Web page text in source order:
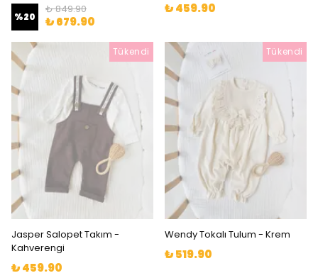
%20
₺ 849.90
₺ 679.90
₺ 459.90
Tükendi
Jasper Salopet Takım -
Kahverengi
₺ 459.90
Tükendi
Wendy Tokalı Tulum - Krem
₺ 519.90